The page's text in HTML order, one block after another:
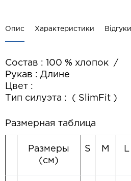
Опис Характеристики Відгуки
Состав : 100 % хлопок /
Рукав : Длине
Цвет :
Тип силуэта : ( SlimFit )
Размерная таблица
Размеры
(см)
S M L